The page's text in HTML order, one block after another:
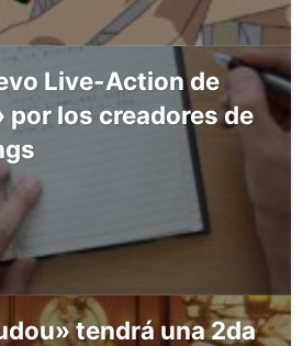
Live-Action de
por los creadores de
tendrá una 2da